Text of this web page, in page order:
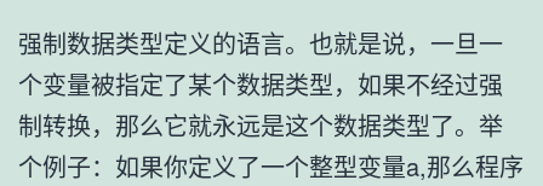
强制数据类型定义的语言。也就是说，一旦一
个变量被指定了某个数据类型，如果不经过强
制转换，那么它就永远是这个数据类型了。举
个例子：如果你定义了一个整型变量a,那么程序